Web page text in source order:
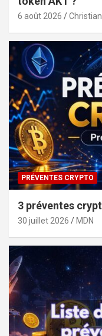
6 août 2026
PRÉVENTES CRYPTO
3 préventes
30 juillet 2026 MDN